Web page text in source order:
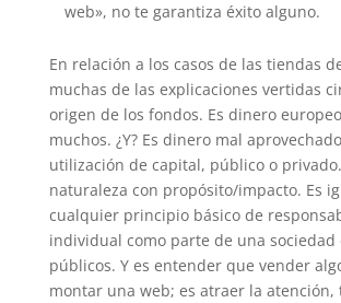
web», no te garantiza éxito alguno.
En relación a los casos de las tiendas
muchas de las explicaciones vertidas
origen de los fondos. Es dinero
muchos. ¿Y? Es dinero mal
utilización de capital, público o
naturaleza con propósito/impacto. Es
cualquier principio básico de
individual como parte de una sociedad
públicos. Y es entender que vender
montar una web; es atraer la atención,